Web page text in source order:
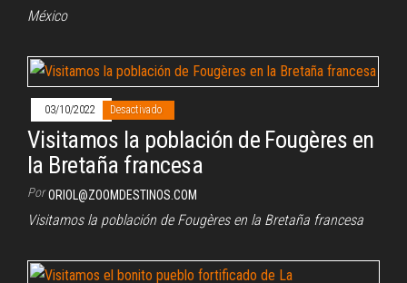
México
03/10/2022 Desactivado
Visitamos la población de Fougères en
la Bretaña francesa
Por ORIOL@ZOOMDESTINOS.COM
Visitamos la población de Fougères en la Bretaña francesa